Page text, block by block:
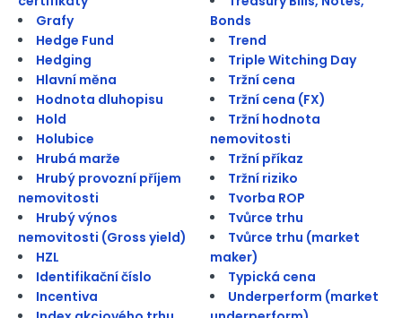
Grafy
Hedge Fund
Hedging
Hlavní měna
Hodnota dluhopisu
Hold
Holubice
Hrubá marže
Hrubý provozní příjem
nemovitosti
Hrubý výnos
nemovitosti (Gross yield)
HZL
Identifikační číslo
Incentiva
Bonds
Trend
Triple Witching Day
Tržní cena
Tržní cena (FX)
Tržní hodnota
nemovitosti
Tržní příkaz
Tržní riziko
Tvorba ROP
Tvůrce trhu
Tvůrce trhu (market
maker)
Typická cena
Underperform (market